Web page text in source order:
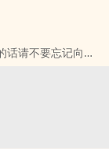
话请不要忘记向您